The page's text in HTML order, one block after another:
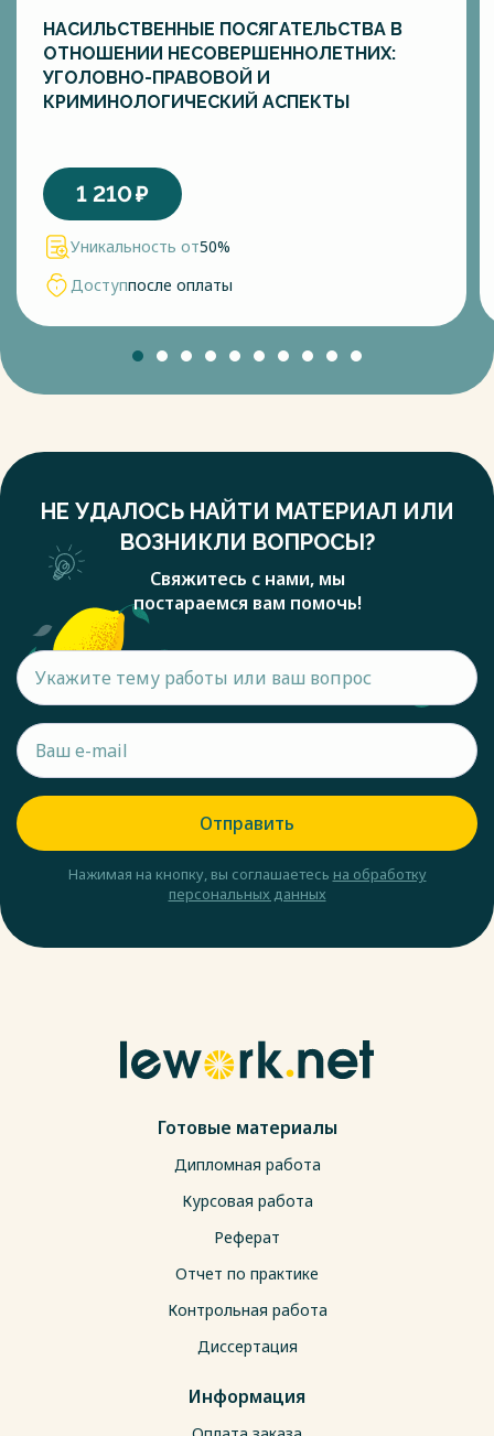
НАСИЛЬСТВЕННЫЕ ПОСЯГАТЕЛЬСТВА В
ОТНОШЕНИИ НЕСОВЕРШЕННОЛЕТНИХ:
УГОЛОВНО-ПРАВОВОЙ И
КРИМИНОЛОГИЧЕСКИЙ АСПЕКТЫ
1 210₽
Уникальность от50%
Доступпосле оплаты
НЕ УДАЛОСЬ НАЙТИ МАТЕРИАЛ ИЛИ
ВОЗНИКЛИ ВОПРОСЫ?
Свяжитесь с нами, мы
постараемся вам помочь!
Отправить
Нажимая на кнопку, вы соглашаетесь на обработку
персональных данных
Готовые материалы
Дипломная работа
Курсовая работа
Реферат
Отчет по практике
Контрольная работа
Диссертация
Информация